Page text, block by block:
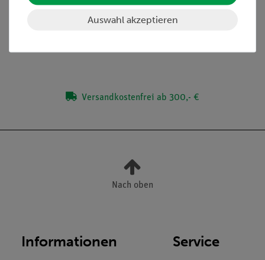
Versandkostenfrei ab 300,- €
Nach oben
Informationen Service
Auswahl akzeptieren